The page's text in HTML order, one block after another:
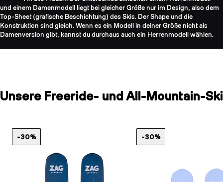
und einem Damenmodell liegt bei gleicher Größe nur im Design, also dem
Top-Sheet (grafische Beschichtung) des Skis. Der Shape und die
Konstruktion sind gleich. Wenn es ein Modell in deiner Größe nicht als
Damenversion gibt, kannst du durchaus auch ein Herrenmodell wählen.
Unsere Freeride- und All-Mountain-Ski
-30% -30%